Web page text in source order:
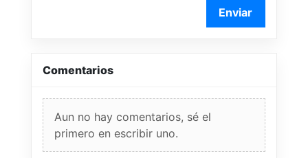
Enviar
Comentarios
Aun no hay comentarios, sé el
primero en escribir uno.